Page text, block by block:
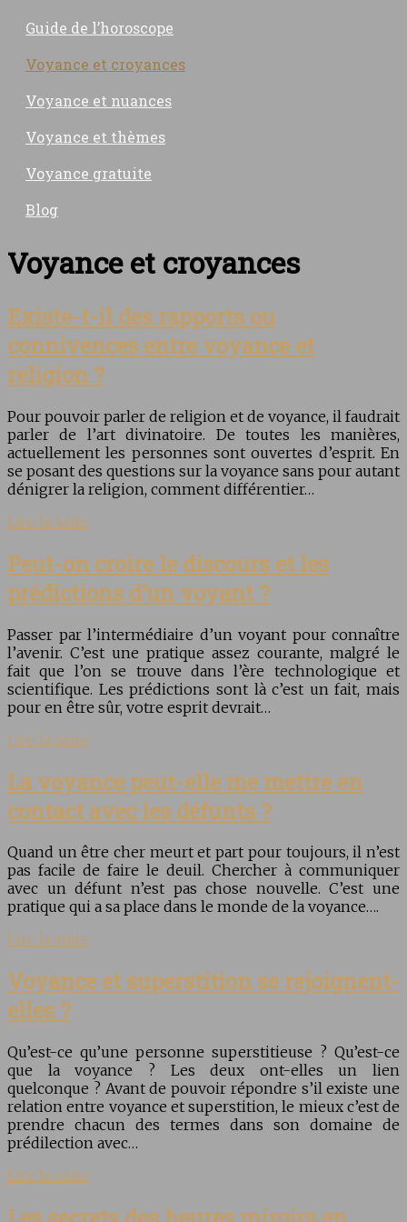
Guide de l’horoscope
Voyance et croyances
Voyance et nuances
Voyance et thèmes
Voyance gratuite
Blog
Voyance et croyances
Existe-t-il des rapports ou
connivences entre voyance et
religion ?
Pour pouvoir parler de religion et de voyance, il faudrait
parler de l’art divinatoire. De toutes les manières,
actuellement les personnes sont ouvertes d’esprit. En
se posant des questions sur la voyance sans pour autant
dénigrer la religion, comment différentier…
Lire la suite
Peut-on croire le discours et les
prédictions d’un voyant ?
Passer par l’intermédiaire d’un voyant pour connaître
l’avenir. C’est une pratique assez courante, malgré le
fait que l’on se trouve dans l’ère technologique et
scientifique. Les prédictions sont là c’est un fait, mais
pour en être sûr, votre esprit devrait…
Lire la suite
La voyance peut-elle me mettre en
contact avec les défunts ?
Quand un être cher meurt et part pour toujours, il n’est
pas facile de faire le deuil. Chercher à communiquer
avec un défunt n’est pas chose nouvelle. C’est une
pratique qui a sa place dans le monde de la voyance….
Lire la suite
Voyance et superstition se rejoignent-
elles ?
Qu’est-ce qu’une personne superstitieuse ? Qu’est-ce
que la voyance ? Les deux ont-elles un lien
quelconque ? Avant de pouvoir répondre s’il existe une
relation entre voyance et superstition, le mieux c’est de
prendre chacun des termes dans son domaine de
prédilection avec…
Lire la suite